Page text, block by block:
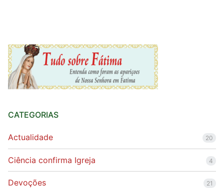
CATEGORIAS
Actualidade 20
Ciência confirma Igreja 4
Devoções 21